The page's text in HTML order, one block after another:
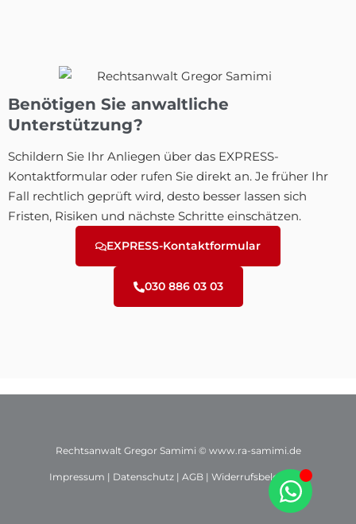
Benötigen Sie anwaltliche
Unterstützung?
Schildern Sie Ihr Anliegen über das EXPRESS-
Kontaktformular oder rufen Sie direkt an. Je früher Ihr
Fall rechtlich geprüft wird, desto besser lassen sich
Fristen, Risiken und nächste Schritte einschätzen.
EXPRESS-Kontaktformular
030 886 03 03
Rechtsanwalt Gregor Samimi © www.ra-samimi.de
Impressum | Datenschutz| AGB| Widerrufsbelehrung